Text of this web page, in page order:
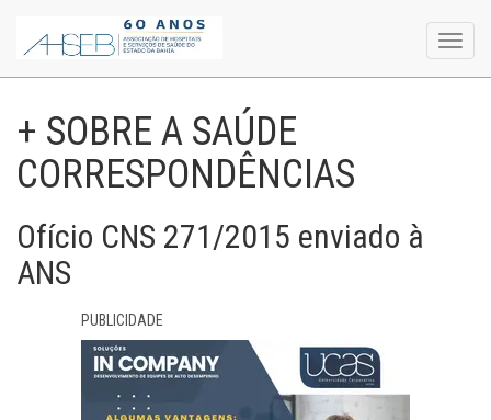
+ SOBRE A SAÚDE
CORRESPONDÊNCIAS
Ofício CNS 271/2015 enviado à
ANS
PUBLICIDADE